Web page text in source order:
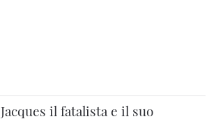
Jacques il fatalista e il suo